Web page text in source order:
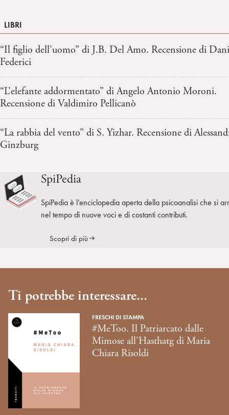
LIBRI
“Il figlio dell’uomo” di J.B. Del Amo. Recensione di
Federici
“L’elefante addormentato” di Angelo Antonio Moroni.
Recensione di Valdimiro Pellicanò
“La rabbia del vento” di S. Yizhar. Recensione di
Ginzburg
SpiPedia
SpiPedia è l’enciclopedia aperta della psicoanalisi che si
nel tempo di nuove voci e di costanti contributi.
Scopri di più
Ti potrebbe interessare...
FRESCHI DI STAMPA
#MeToo. Il Patriarcato dalle
Mimose all’Hasthatg di Maria
Chiara Risoldi